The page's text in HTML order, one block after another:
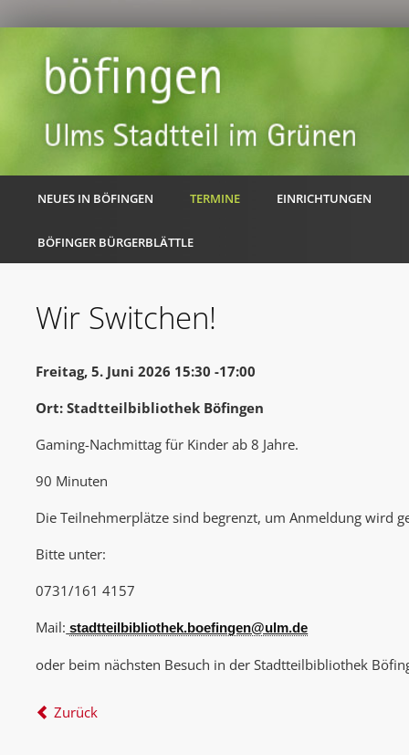
NEUES IN BÖFINGEN TERMINE EINRICHTUNGEN
BÖFINGER BÜRGERBLÄTTLE
Wir Switchen!
Freitag, 5. Juni 2026 15:30 -17:00
Ort: Stadtteilbibliothek Böfingen
Gaming-Nachmittag für Kinder ab 8 Jahre.
90 Minuten
Die Teilnehmerplätze sind begrenzt, um Anmeldung wird
Bitte unter:
0731/161 4157
Mail: stadtteilbibliothek.boefingen@ulm.de
oder beim nächsten Besuch in der Stadtteilbibliothek
Zurück